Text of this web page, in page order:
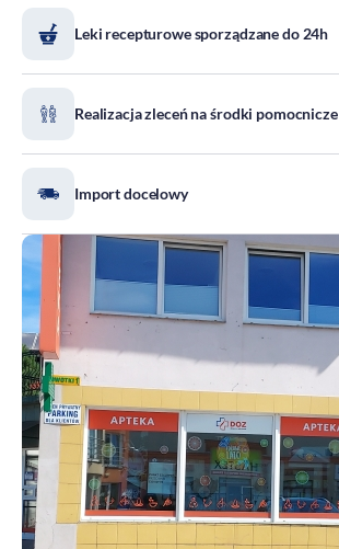
Do pobrania
Dla akcjonariuszy
Leki recepturowe sporządzane do 24h
Realizacja zleceń na środki pomocnicze
Import docelowy